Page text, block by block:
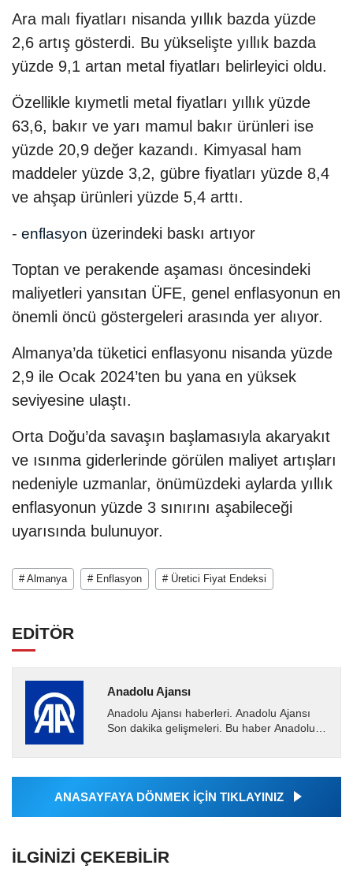
Ara malı fiyatları nisanda yıllık bazda yüzde
2,6 artış gösterdi. Bu yükselişte yıllık bazda
yüzde 9,1 artan metal fiyatları belirleyici oldu.
Özellikle kıymetli metal fiyatları yıllık yüzde
63,6, bakır ve yarı mamul bakır ürünleri ise
yüzde 20,9 değer kazandı. Kimyasal ham
maddeler yüzde 3,2, gübre fiyatları yüzde 8,4
ve ahşap ürünleri yüzde 5,4 arttı.
- enflasyon üzerindeki baskı artıyor
Toptan ve perakende aşaması öncesindeki
maliyetleri yansıtan ÜFE, genel enflasyonun en
önemli öncü göstergeleri arasında yer alıyor.
Almanya’da tüketici enflasyonu nisanda yüzde
2,9 ile Ocak 2024’ten bu yana en yüksek
seviyesine ulaştı.
Orta Doğu’da savaşın başlamasıyla akaryakıt
ve ısınma giderlerinde görülen maliyet artışları
nedeniyle uzmanlar, önümüzdeki aylarda yıllık
enflasyonun yüzde 3 sınırını aşabileceği
uyarısında bulunuyor.
# Almanya # Enflasyon # Üretici Fiyat Endeksi
EDİTÖR
Anadolu Ajansı
Anadolu Ajansı haberleri. Anadolu Ajansı
Son dakika gelişmeleri. Bu haber Anadolu
Ajansı tarafından...
ANASAYFAYA DÖNMEK İÇİN TIKLAYINIZ
İLGINIZI ÇEKEBILIR